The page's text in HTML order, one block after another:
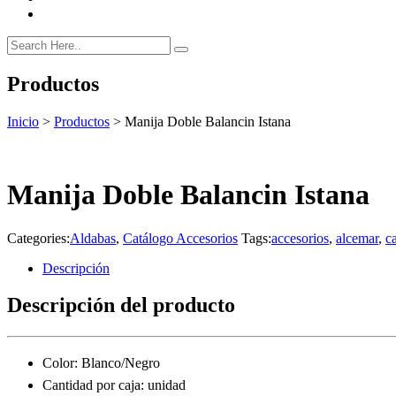
Productos
Inicio > Productos > Manija Doble Balancin Istana
Manija Doble Balancin Istana
Categories:Aldabas, Catálogo Accesorios Tags:accesorios, alcemar,
Descripción
Descripción del producto
Color: Blanco/Negro
Cantidad por caja: unidad